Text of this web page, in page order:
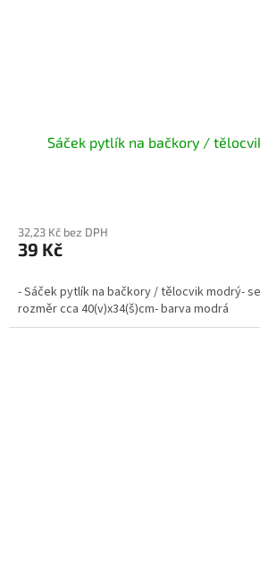
Sáček pytlík na bačkory /
32,23 Kč bez DPH
39 Kč
- Sáček pytlík na bačkory / tělocvik modrý-
rozměr cca 40(v)x34(š)cm- barva modrá